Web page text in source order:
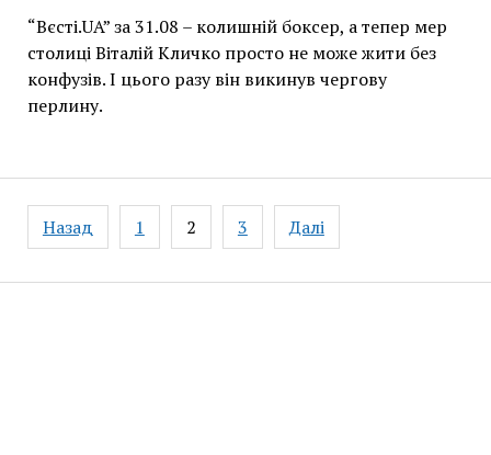
“Вєсті.UA” за 31.08 – колишній боксер, а тепер мер
столиці Віталій Кличко просто не може жити без
конфузів. І цього разу він викинув чергову
перлину.
Навігація
записів
Назад 1 2 3 Далі